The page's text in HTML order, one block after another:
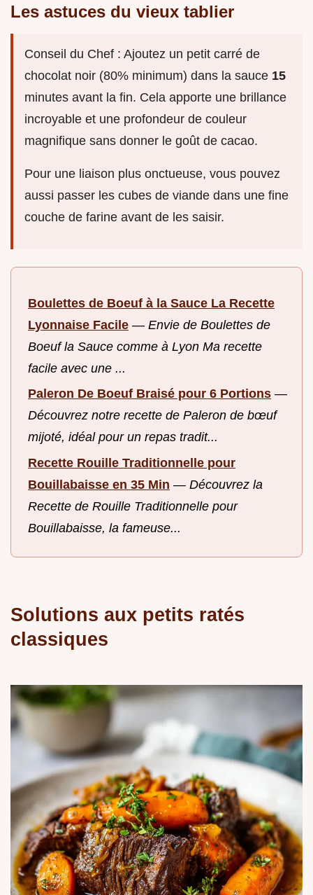
Les astuces du vieux tablier
Conseil du Chef : Ajoutez un petit carré de
chocolat noir (80% minimum) dans la sauce 15
minutes avant la fin. Cela apporte une brillance
incroyable et une profondeur de couleur
magnifique sans donner le goût de cacao.
Pour une liaison plus onctueuse, vous pouvez
aussi passer les cubes de viande dans une fine
couche de farine avant de les saisir.
Boulettes de Boeuf à la Sauce La Recette
Lyonnaise Facile — Envie de Boulettes de
Boeuf la Sauce comme à Lyon Ma recette
facile avec une ...
Paleron De Boeuf Braisé pour 6 Portions —
Découvrez notre recette de Paleron de bœuf
mijoté, idéal pour un repas tradit...
Recette Rouille Traditionnelle pour
Bouillabaisse en 35 Min — Découvrez la
Recette de Rouille Traditionnelle pour
Bouillabaisse, la fameuse...
Solutions aux petits ratés
classiques